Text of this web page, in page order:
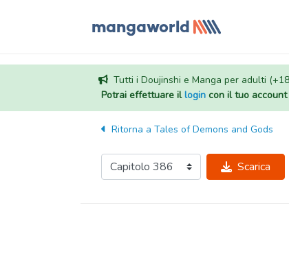
Tutti i Doujinshi e Manga per adulti
Potrai effettuare illogincon il tuo account
Ritorna a Tales of Demons and Gods
Scarica